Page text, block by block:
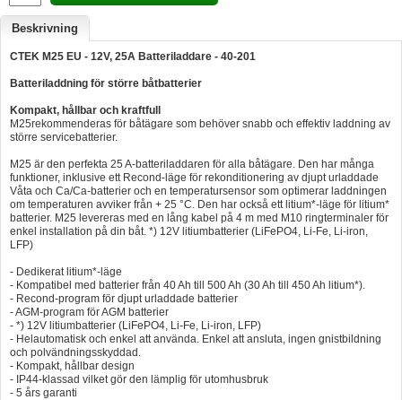
CTEK - Batteriladdare
Webasto - Dieselvärmare
Kamasa Tools - Verktyg
Calix - Packline - Takboxar
Thule - Takboxar
Thule - Lasthållare
LAGERRENSING
Begagnade Motorer & Båtar
Beskrivning
CTEK M25 EU - 12V, 25A Batteriladdare - 40-201
Batteriladdning för större båtbatterier
Kompakt, hållbar och kraftfull
M25rekommenderas för båtägare som behöver snabb och effektiv laddning av
större servicebatterier.
M25 är den perfekta 25 A-batteriladdaren för alla båtägare. Den har många
funktioner, inklusive ett Recond-läge för rekonditionering av djupt urladdade
Våta och Ca/Ca-batterier och en temperatursensor som optimerar laddningen
om temperaturen avviker från + 25 °C. Den har också ett litium*-­läge för ­litium*
batterier. M25 levereras med en lång kabel på 4 m med M10 ringterminaler för
enkel ­installation på din båt. *) 12V litiumbatterier (LiFePO4, Li-Fe, Li-iron,
LFP)
- Dedikerat litium*-läge
- Kompatibel med batterier från 40 Ah till 500 Ah (30 Ah till 450 Ah litium*).
- Recond-program för djupt urladdade batterier
- AGM-program för AGM batterier
- *) 12V litiumbatterier (LiFePO4, Li-Fe, Li-iron, LFP)
- Helautomatisk och enkel att använda. Enkel att ansluta, ingen gnistbildning
och polvändningsskyddad.
- Kompakt, hållbar design
- IP44-klassad vilket gör den lämplig för utomhusbruk
- 5 års garanti